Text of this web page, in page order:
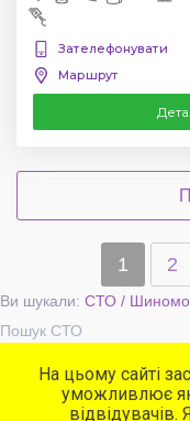
Зателефонувати
Маршрут
1 2
Ви шукали: СТО /
Пошук СТО
На цьому сайті
уможливлює